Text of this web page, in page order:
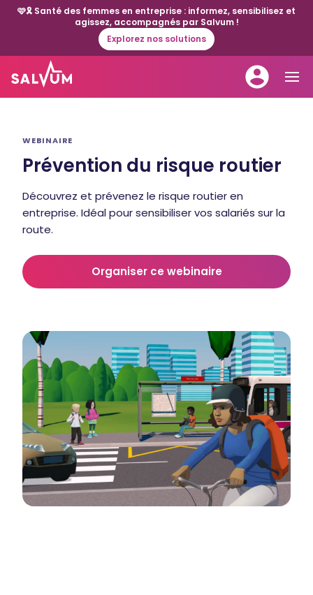
🩷🎗️ Santé des femmes en entreprise : informez, sensibilisez et
agissez, accompagnés par Salvum !
Explorez nos solutions
WEBINAIRE
Prévention du risque routier
Découvrez et prévenez le risque routier en
entreprise. Idéal pour sensibiliser vos salariés sur la
route.
Organiser ce webinaire